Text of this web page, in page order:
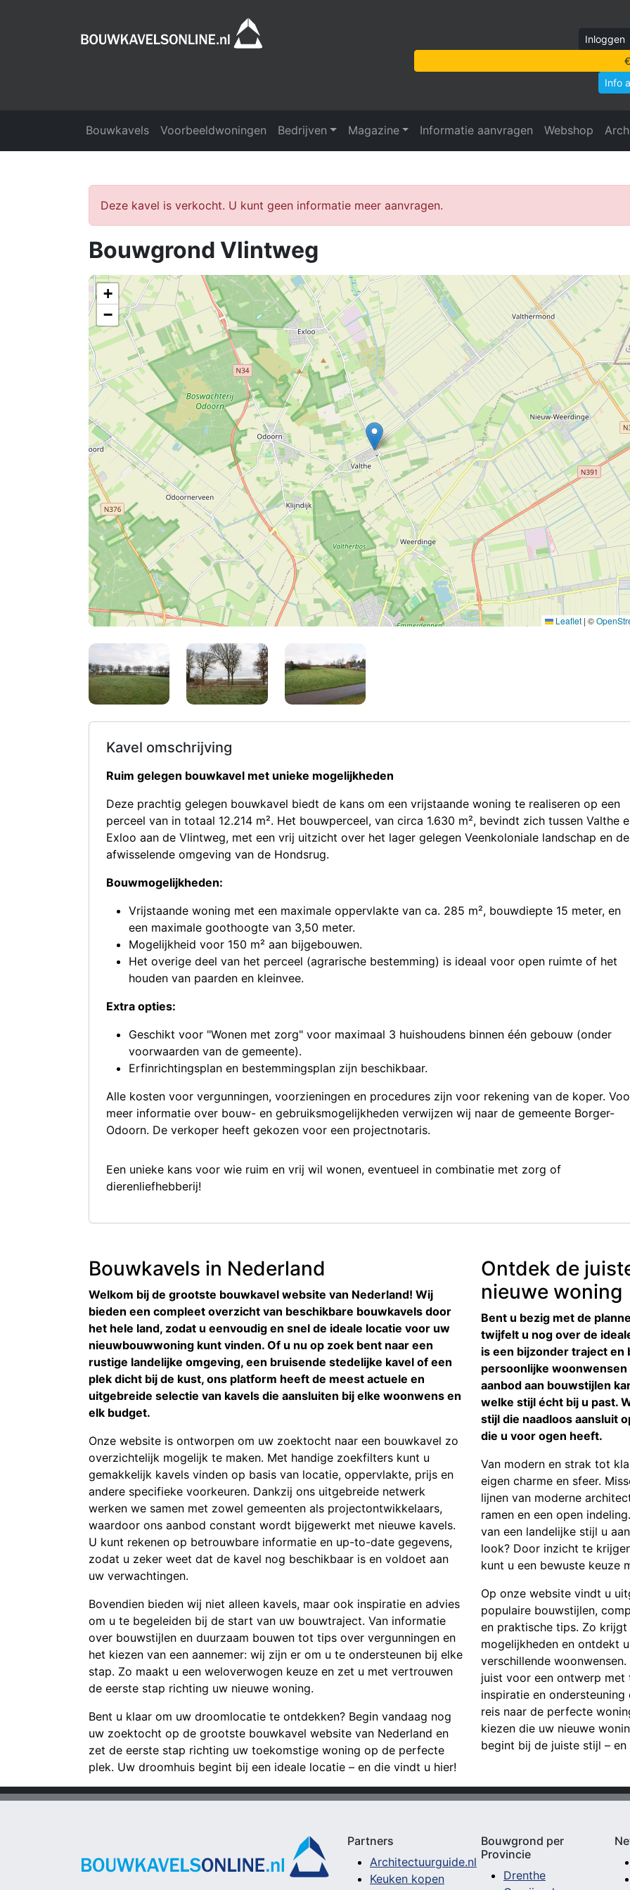
Inloggen
Info
Bouwkavels Voorbeeldwoningen Bedrijven Magazine Informatie aanvragen Webshop
Deze kavel is verkocht. U kunt geen informatie meer aanvragen.
Bouwgrond Vlintweg
+
−
Leaflet | ©
Kavel omschrijving
Ruim gelegen bouwkavel met unieke mogelijkheden
Deze prachtig gelegen bouwkavel biedt de kans om een vrijstaande woning te realiseren op een
perceel van in totaal 12.214 m². Het bouwperceel, van circa 1.630 m², bevindt zich tussen Valthe
Exloo aan de Vlintweg, met een vrij uitzicht over het lager gelegen Veenkoloniale landschap en de
afwisselende omgeving van de Hondsrug.
Bouwmogelijkheden:
Vrijstaande woning met een maximale oppervlakte van ca. 285 m², bouwdiepte 15 meter, en
een maximale goothoogte van 3,50 meter.
Mogelijkheid voor 150 m² aan bijgebouwen.
Het overige deel van het perceel (agrarische bestemming) is ideaal voor open ruimte of het
houden van paarden en kleinvee.
Extra opties:
Geschikt voor "Wonen met zorg" voor maximaal 3 huishoudens binnen één gebouw (onder
voorwaarden van de gemeente).
Erfinrichtingsplan en bestemmingsplan zijn beschikbaar.
Alle kosten voor vergunningen, voorzieningen en procedures zijn voor rekening van de koper.
meer informatie over bouw- en gebruiksmogelijkheden verwijzen wij naar de gemeente Borger-
Odoorn. De verkoper heeft gekozen voor een projectnotaris.
Een unieke kans voor wie ruim en vrij wil wonen, eventueel in combinatie met zorg of
dierenliefhebberij!
Bouwkavels in Nederland
Welkom bij de grootste bouwkavel website van Nederland! Wij
bieden een compleet overzicht van beschikbare bouwkavels door
het hele land, zodat u eenvoudig en snel de ideale locatie voor uw
nieuwbouwwoning kunt vinden. Of u nu op zoek bent naar een
rustige landelijke omgeving, een bruisende stedelijke kavel of een
plek dicht bij de kust, ons platform heeft de meest actuele en
uitgebreide selectie van kavels die aansluiten bij elke woonwens en
elk budget.
Onze website is ontworpen om uw zoektocht naar een bouwkavel zo
overzichtelijk mogelijk te maken. Met handige zoekfilters kunt u
gemakkelijk kavels vinden op basis van locatie, oppervlakte, prijs en
andere specifieke voorkeuren. Dankzij ons uitgebreide netwerk
werken we samen met zowel gemeenten als projectontwikkelaars,
waardoor ons aanbod constant wordt bijgewerkt met nieuwe kavels.
U kunt rekenen op betrouwbare informatie en up-to-date gegevens,
zodat u zeker weet dat de kavel nog beschikbaar is en voldoet aan
uw verwachtingen.
Bovendien bieden wij niet alleen kavels, maar ook inspiratie en advies
om u te begeleiden bij de start van uw bouwtraject. Van informatie
over bouwstijlen en duurzaam bouwen tot tips over vergunningen en
het kiezen van een aannemer: wij zijn er om u te ondersteunen bij elke
stap. Zo maakt u een weloverwogen keuze en zet u met vertrouwen
de eerste stap richting uw nieuwe woning.
Bent u klaar om uw droomlocatie te ontdekken? Begin vandaag nog
uw zoektocht op de grootste bouwkavel website van Nederland en
zet de eerste stap richting uw toekomstige woning op de perfecte
plek. Uw droomhuis begint bij een ideale locatie – en die vindt u hier!
Ontdek de
nieuwe woning
Bent u bezig met de
twijfelt u nog over de
is een bijzonder traject en
persoonlijke
aanbod aan bouwstijlen
welke stijl écht bij u past.
stijl die naadloos aansluit
die u voor ogen heeft.
Van modern en strak tot
eigen charme en sfeer.
lijnen van moderne
ramen en een open
van een landelijke stijl u
look? Door inzicht te
kunt u een bewuste keuze
Op onze website vindt u
populaire bouwstijlen,
en praktische tips. Zo
mogelijkheden en ontdekt
verschillende
juist voor een ontwerp
inspiratie en
reis naar de perfecte
kiezen die uw nieuwe
begint bij de juiste stijl –
Partners
Architectuurguide.nl
Keuken kopen
Bouwgrond per
Provincie
Drenthe